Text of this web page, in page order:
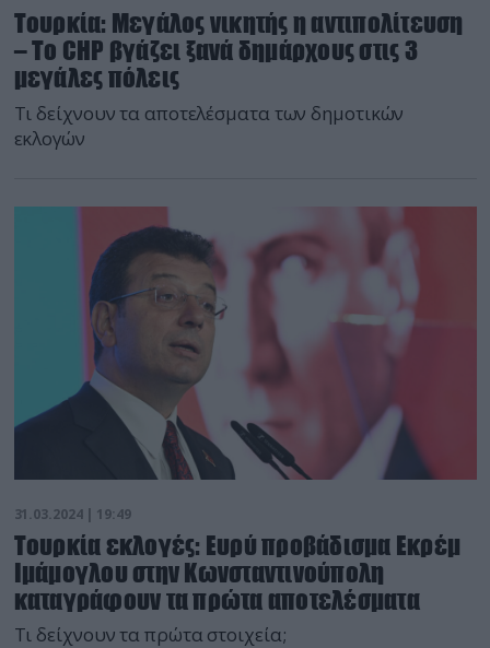
Τουρκία: Μεγάλος νικητής η αντιπολίτευση
– Το CHP βγάζει ξανά δημάρχους στις 3
μεγάλες πόλεις
Τι δείχνουν τα αποτελέσματα των δημοτικών
εκλογών
31.03.2024 | 19:49
Τουρκία εκλογές: Ευρύ προβάδισμα Εκρέμ
Ιμάμογλου στην Κωνσταντινούπολη
καταγράφουν τα πρώτα αποτελέσματα
Τι δείχνουν τα πρώτα στοιχεία;